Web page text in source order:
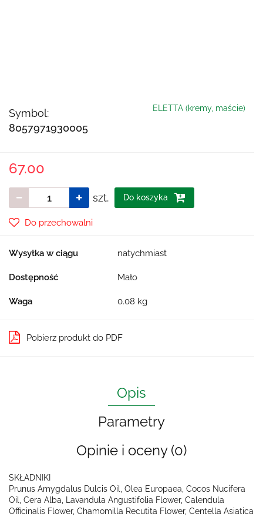
Symbol:
8057971930005
ELETTA (kremy, maście)
67.00
szt. Do koszyka
Do przechowalni
Wysyłka w ciągu natychmiast
Dostępność Mało
Waga 0.08 kg
Pobierz produkt do PDF
Opis
Parametry
Opinie i oceny (0)
SKŁADNIKI
Prunus Amygdalus Dulcis Oil, Olea Europaea, Cocos Nucifera
Oil, Cera Alba, Lavandula Angustifolia Flower, Calendula
Officinalis Flower, Chamomilla Recutita Flower, Centella Asiatica